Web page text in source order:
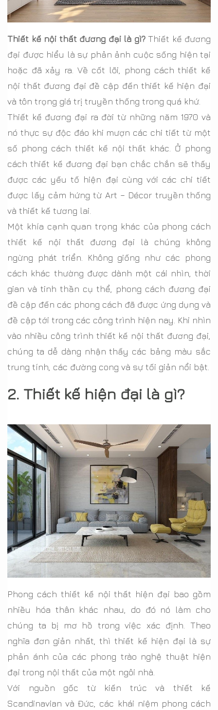
Thiết kế nội thất đương đại là gì?Thiết kế đương
đại được hiểu là sự phản ảnh cuộc sống hiện tại
hoặc đã xảy ra. Về cốt lõi, phong cách thiết kế
nội thất đương đại đề cập đến thiết kế hiện đại
và tôn trọng giá trị truyền thống trong quá khứ.
Thiết kế đương đại ra đời từ những năm 1970 và
nó thực sự độc đáo khi mượn các chi tiết từ một
số phong cách thiết kế nội thất khác. Ở phong
cách thiết kế đương đại bạn chắc chắn sẽ thấy
được các yếu tố hiện đại cùng với các chi tiết
được lấy cảm hứng từ Art – Décor truyền thống
và thiết kế tương lai.
Một khía cạnh quan trọng khác của phong cách
thiết kế nội thất đương đại là chúng không
ngừng phát triển. Không giống như các phong
cách khác thường được dành một cái nhìn, thời
gian và tinh thần cụ thể, phong cách đương đại
đề cập đến các phong cách đã được ứng dụng và
đề cập tới trong các công trình hiện nay. Khi nhìn
vào nhiều công trình thiết kế nội thất đương đại,
chúng ta dễ dàng nhận thấy các bảng màu sắc
trung tính, các đường cong và sự tối giản nổi bật.
2. Thiết kế hiện đại là gì?
Phong cách thiết kế nội thất hiện đại bao gồm
nhiều hóa thân khác nhau, do đó nó làm cho
chúng ta bị mơ hồ trong việc xác định. Theo
nghĩa đơn giản nhất, thì thiết kế hiện đại là sự
phản ánh của các phong trào nghệ thuật hiện
đại trong nội thất của một ngôi nhà.
Với nguồn gốc từ kiến trúc và thiết kế
Scandinavian và Đức, các khái niệm phong cách